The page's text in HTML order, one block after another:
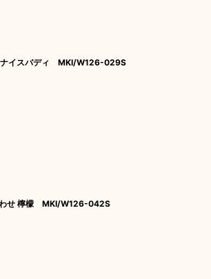
ナイスバディ MKI/W126-029S
わせ 檸檬 MKI/W126-042S